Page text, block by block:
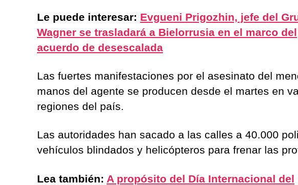
Le puede interesar: Evgueni Prigozhin, jefe del
Wagner se trasladará a Bielorrusia en el marco del
acuerdo de desescalada
Las fuertes manifestaciones por el asesinato del
manos del agente se producen desde el martes en
regiones del país.
Las autoridades han sacado a las calles a 40.000
vehículos blindados y helicópteros para frenar las
Lea también: A propósito del Día Internacional del